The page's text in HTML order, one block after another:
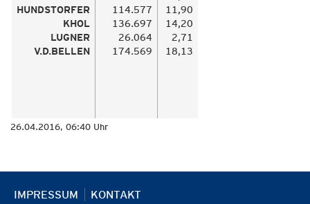
HUNDSTORFER
KHOL
LUGNER
V.D.BELLEN
114.577
136.697
26.064
174.569
11,90
14,20
2,71
18,13
26.04.2016, 06:40 Uhr
IMPRESSUM KONTAKT